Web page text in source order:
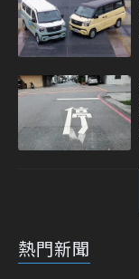
熱門新聞